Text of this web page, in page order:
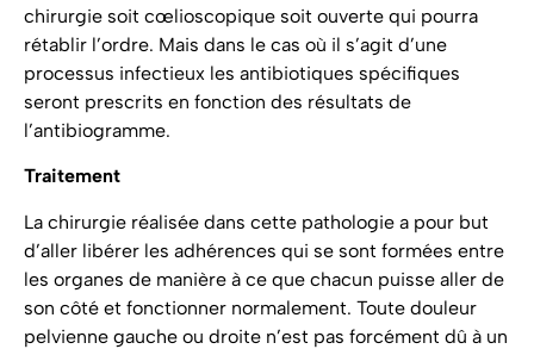
chirurgie soit cœlioscopique soit ouverte qui pourra
rétablir l’ordre. Mais dans le cas où il s’agit d’une
processus infectieux les antibiotiques spécifiques
seront prescrits en fonction des résultats de
l’antibiogramme.
Traitement
La chirurgie réalisée dans cette pathologie a pour but
d’aller libérer les adhérences qui se sont formées entre
les organes de manière à ce que chacun puisse aller de
son côté et fonctionner normalement. Toute douleur
pelvienne gauche ou droite n’est pas forcément dû à un